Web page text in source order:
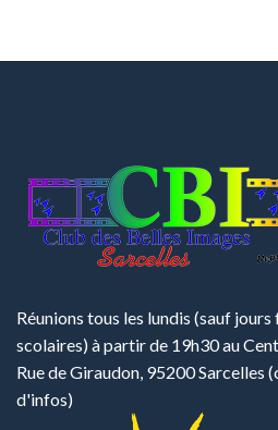
Réunions tous les lundis (sauf
scolaires) à partir de 19h30 au
Rue de Giraudon, 95200 Sarcelles
d'infos)